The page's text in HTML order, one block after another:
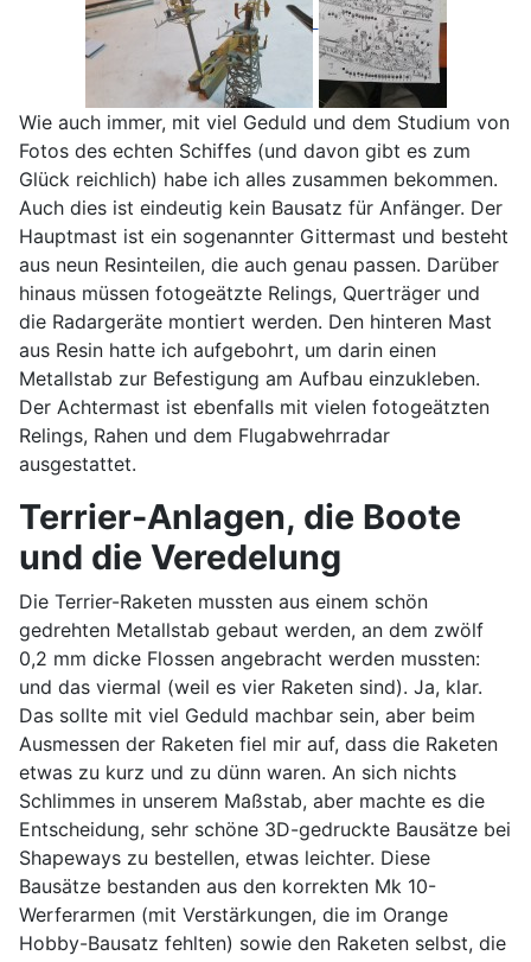
Wie auch immer, mit viel Geduld und dem Studium von
Fotos des echten Schiffes (und davon gibt es zum
Glück reichlich) habe ich alles zusammen bekommen.
Auch dies ist eindeutig kein Bausatz für Anfänger. Der
Hauptmast ist ein sogenannter Gittermast und besteht
aus neun Resinteilen, die auch genau passen. Darüber
hinaus müssen fotogeätzte Relings, Querträger und
die Radargeräte montiert werden. Den hinteren Mast
aus Resin hatte ich aufgebohrt, um darin einen
Metallstab zur Befestigung am Aufbau einzukleben.
Der Achtermast ist ebenfalls mit vielen fotogeätzten
Relings, Rahen und dem Flugabwehrradar
ausgestattet.
Terrier-Anlagen, die Boote
und die Veredelung
Die Terrier-Raketen mussten aus einem schön
gedrehten Metallstab gebaut werden, an dem zwölf
0,2 mm dicke Flossen angebracht werden mussten:
und das viermal (weil es vier Raketen sind). Ja, klar.
Das sollte mit viel Geduld machbar sein, aber beim
Ausmessen der Raketen fiel mir auf, dass die Raketen
etwas zu kurz und zu dünn waren. An sich nichts
Schlimmes in unserem Maßstab, aber machte es die
Entscheidung, sehr schöne 3D-gedruckte Bausätze bei
Shapeways zu bestellen, etwas leichter. Diese
Bausätze bestanden aus den korrekten Mk 10-
Werferarmen (mit Verstärkungen, die im Orange
Hobby-Bausatz fehlten) sowie den Raketen selbst, die